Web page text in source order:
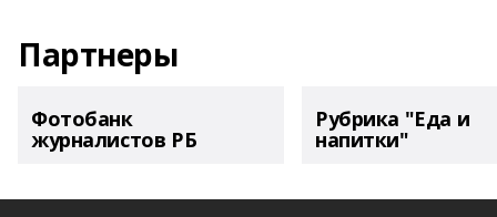
Партнеры
Фотобанк
журналистов РБ
Рубрика "Еда и
напитки"